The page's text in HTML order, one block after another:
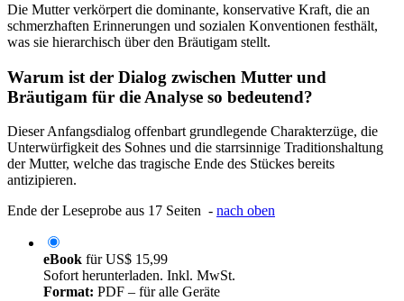
Die Mutter verkörpert die dominante, konservative Kraft, die an
schmerzhaften Erinnerungen und sozialen Konventionen festhält,
was sie hierarchisch über den Bräutigam stellt.
Warum ist der Dialog zwischen Mutter und
Bräutigam für die Analyse so bedeutend?
Dieser Anfangsdialog offenbart grundlegende Charakterzüge, die
Unterwürfigkeit des Sohnes und die starrsinnige Traditionshaltung
der Mutter, welche das tragische Ende des Stückes bereits
antizipieren.
Ende der Leseprobe aus 17 Seiten - nach oben
eBook fürUS$ 15,99
Sofort herunterladen. Inkl. MwSt.
Format: PDF – für alle Geräte